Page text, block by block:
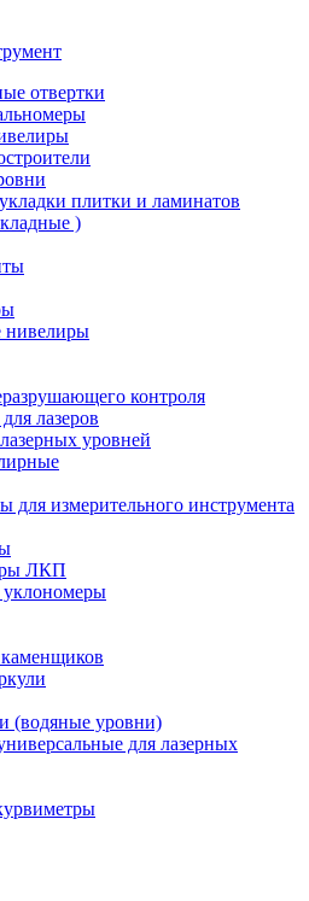
отвертки
плитки и ламинатов
)
нивелиры
контроля
лазеров
уровней
для измерительного инструмента
ЛКП
(водяные уровни)
для лазерных